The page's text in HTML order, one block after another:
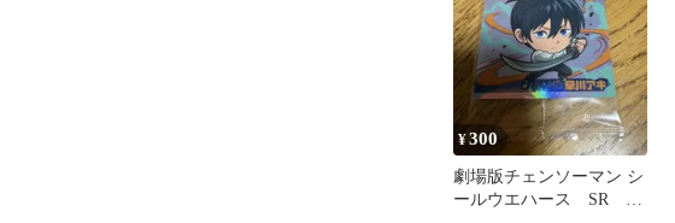
¥300
劇場版チェンソーマン シ
ールウエハース SR 早